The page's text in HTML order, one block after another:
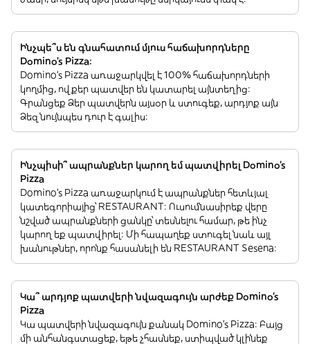
Ինչպե՞ս են գնահատում մյուս հաճախորդները
Domino's Pizza:
Domino's Pizza առաջարկվել է 100% հաճախորդների
կողմից, ովքեր պատվեր են կատարել այնտեղից:
Գրանցեք Ձեր պատվերն այսօր և ստուգեք, արդյոք այն
Ձեզ նույնպես դուր է գալիս:
Ինչպիսի՞ ապրանքներ կարող եմ պատվիրել Domino's
Pizza
Domino's Pizza առաջարկում է ապրանքներ հետևյալ
կատեգորիայից՝ RESTAURANT: Ուսումնասիրեք վերը
նշված ապրանքների ցանկը՝ տեսնելու համար, թե ինչ
կարող եք պատվիրել: Մի հապաղեք ստուգել նաև այլ
խանութներ, որոնք հասանելի են RESTAURANT Sesena:
Կա՞ արդյոք պատվերի նվազագույն արժեք Domino's
Pizza
Կա պատվերի նվազագույն քանակ Domino's Pizza: Բայց
մի անհանգստացեք, եթե չհասնեք, ստիպված կլինեք